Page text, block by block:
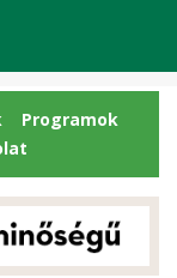
Programok